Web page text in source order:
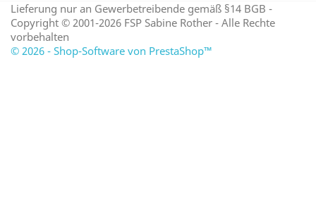
Lieferung nur an Gewerbetreibende gemäß §14 BGB -
Copyright © 2001-2026 FSP Sabine Rother - Alle Rechte
vorbehalten
© 2026 - Shop-Software von PrestaShop™